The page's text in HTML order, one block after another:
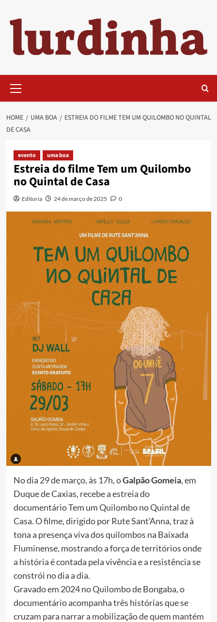
content
Menu
HOME UMA BOA
ESTREIA DO FILME TEM UM QUILOMBO NO QUINTAL
DE CASA
evento uma boa
Estreia do filme Tem um Quilombo
no Quintal de Casa
Editoria 24 de março de 2025 0
No dia 29 de março, às 17h, oGalpão Gomeia, em
Duque de Caxias, recebe a estreia do
documentário Tem um Quilombo no Quintal de
Casa. O filme, dirigido por Rute Sant’Anna, traz à
tona a presença viva dos quilombos na Baixada
Fluminense, mostrando a força de territórios onde
a história é contada pela vivência e a resistência se
constrói no dia a dia.
Gravado em 2024 no Quilombo de Bongaba, o
documentário acompanha três histórias que se
cruzam para narrar a mobilização de quem mantém